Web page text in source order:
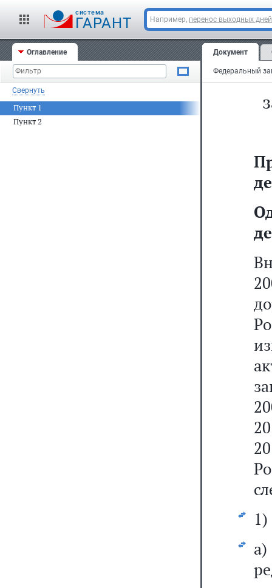
cистема
ГАРАНТ Например, перенос выходных дней
Оглавление
Свернуть
Пункт 1
Пункт 2
Документ